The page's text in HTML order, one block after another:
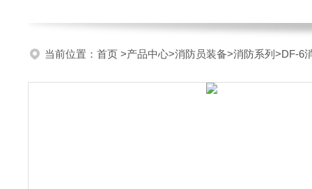
当前位置： 首页 >产品中心>消防员装备>消防系列 >DF-6